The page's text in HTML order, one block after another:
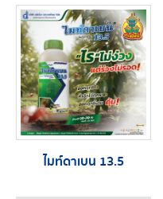
ไมท์ดาเบน 13.5